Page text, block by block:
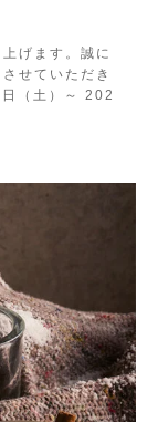
げます。誠に
せていただき
（土）～ 202